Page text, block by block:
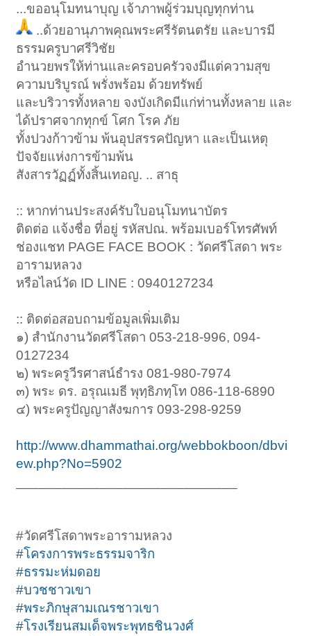
...ขออนุโมทนาบุญ เจ้าภาพผู้ร่วมบุญทุกท่าน
..ด้วยอานุภาพคุณพระศรีรัตนตรัย และบารมี
ธรรมครูบาศรีวิชัย
อำนวยพรให้ท่านและครอบครัวจงมีแต่ความสุข
ความบริบูรณ์ พรั่งพร้อม ด้วยทรัพย์
และบริวารทั้งหลาย จงบังเกิดมีแก่ท่านทั้งหลาย และ
ได้ปราศจากทุกข์ โศก โรค ภัย
ทั้งปวงก้าวข้าม พ้นอุปสรรคปัญหา และเป็นเหตุ
ปัจจัยแห่งการข้ามพ้น
สังสารวัฏฏ์ทั้งสิ้นเทอญ. .. สาธุ
:: หากท่านประสงค์รับใบอนุโมทนาบัตร
ติดต่อ แจ้งชื่อ ที่อยู่ รหัสปณ. พร้อมเบอร์โทรศัพท์
ช่องแชท PAGE FACE BOOK : วัดศรีโสดา พระ
อารามหลวง
หรือไลน์วัด ID LINE : 0940127234
:: ติดต่อสอบถามข้อมูลเพิ่มเติม
๑) สำนักงานวัดศรีโสดา 053-218-996, 094-
0127234
๒) พระครูวีรศาสน์ธำรง 081-980-7974
๓) พระ ดร. อรุณเมธี พุทฺธิภทฺโท 086-118-6890
๔) พระครูปัญญาสังฆการ 093-298-9259
http://www.dhammathai.org/webbokboon/dbvi
ew.php?No=5902
#วัดศรีโสดาพระอารามหลวง
#โครงการพระธรรมจาริก
#ธรรมะห่มดอย
#บวชชาวเขา
#พระภิกษุสามเณรชาวเขา
#โรงเรียนสมเด็จพระพุทธชินวงศ์